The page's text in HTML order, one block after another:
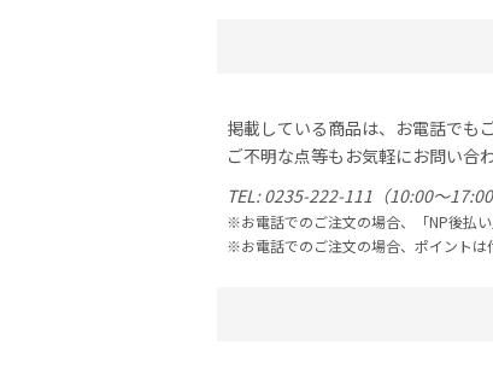
掲載している商品は、お電話でも
ご不明な点等もお気軽にお問い合
0235-222-111 （10:00〜
お電話でのご注文の場合、「NP後払
お電話でのご注文の場合、ポイントは